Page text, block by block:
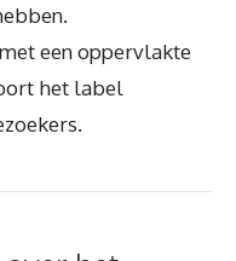
een oppervlakte
het label